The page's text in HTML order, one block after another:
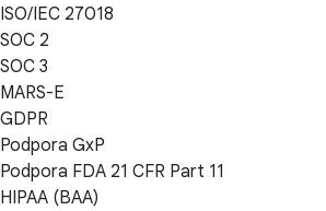
ISO/IEC 27018
SOC 2
SOC 3
MARS-E
GDPR
Podpora GxP
Podpora FDA 21 CFR Part 11
HIPAA (BAA)